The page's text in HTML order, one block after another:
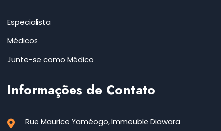
Especialista
Médicos
Junte-se como Médico
Informações de Contato
Rue Maurice Yaméogo, Immeuble Diawara